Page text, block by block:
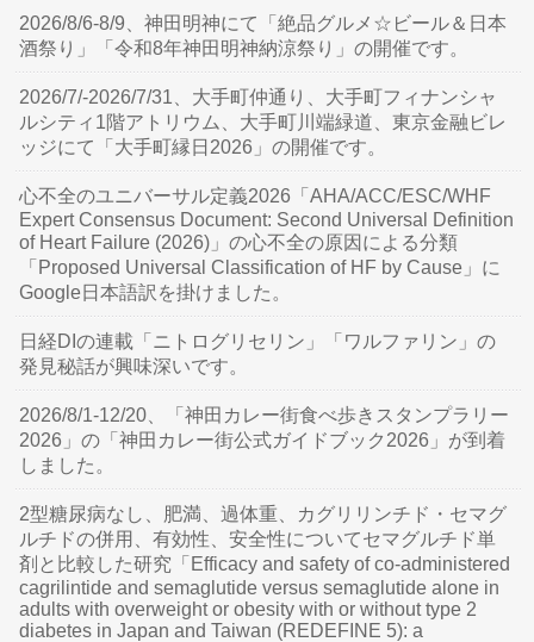
2026/8/6-8/9、神田明神にて「絶品グルメ☆ビール＆日本
酒祭り」「令和8年神田明神納涼祭り」の開催です。
2026/7/-2026/7/31、大手町仲通り、大手町フィナンシャ
ルシティ1階アトリウム、大手町川端緑道、東京金融ビレ
ッジにて「大手町縁日2026」の開催です。
心不全のユニバーサル定義2026「AHA/ACC/ESC/WHF
Expert Consensus Document: Second Universal Definition
of Heart Failure (2026)」の心不全の原因による分類
「Proposed Universal Classification of HF by Cause」に
Google日本語訳を掛けました。
日経DIの連載「ニトログリセリン」「ワルファリン」の
発見秘話が興味深いです。
2026/8/1-12/20、「神田カレー街食べ歩きスタンプラリー
2026」の「神田カレー街公式ガイドブック2026」が到着
しました。
2型糖尿病なし、肥満、過体重、カグリリンチド・セマグ
ルチドの併用、有効性、安全性についてセマグルチド単
剤と比較した研究「Efficacy and safety of co-administered
cagrilintide and semaglutide versus semaglutide alone in
adults with overweight or obesity with or without type 2
diabetes in Japan and Taiwan (REDEFINE 5): a